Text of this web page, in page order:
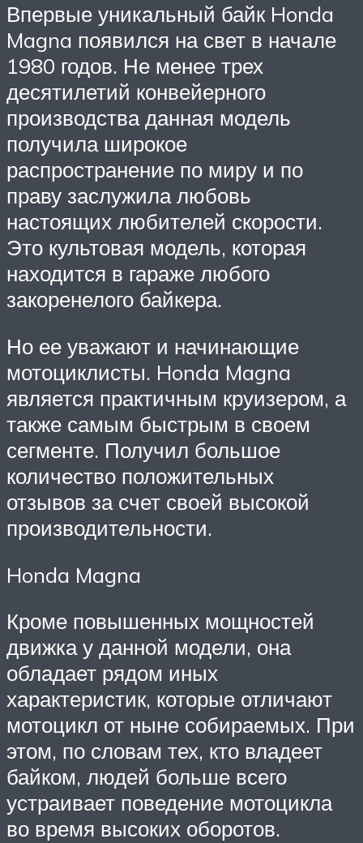
Впервые уникальный байк Honda
Magna появился на свет в начале
1980 годов. Не менее трех
десятилетий конвейерного
производства данная модель
получила широкое
распространение по миру и по
праву заслужила любовь
настоящих любителей скорости.
Это культовая модель, которая
находится в гараже любого
закоренелого байкера.
Но ее уважают и начинающие
мотоциклисты. Honda Magna
является практичным круизером, а
также самым быстрым в своем
сегменте. Получил большое
количество положительных
отзывов за счет своей высокой
производительности.
Honda Magna
Кроме повышенных мощностей
движка у данной модели, она
обладает рядом иных
характеристик, которые отличают
мотоцикл от ныне собираемых. При
этом, по словам тех, кто владеет
байком, людей больше всего
устраивает поведение мотоцикла
во время высоких оборотов.